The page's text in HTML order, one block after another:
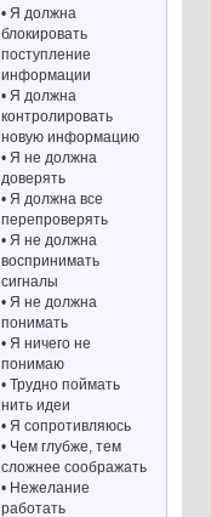
• Я должна
блокировать
поступление
информации
• Я должна
контролировать
новую информацию
• Я не должна
доверять
• Я должна все
перепроверять
• Я не должна
воспринимать
сигналы
• Я не должна
понимать
• Я ничего не
понимаю
• Трудно поймать
нить идеи
• Я сопротивляюсь
• Чем глубже, тем
сложнее соображать
• Нежелание
работать